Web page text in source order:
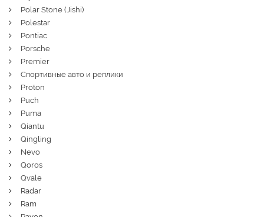
Polar Stone (Jishi)
Polestar
Pontiac
Porsche
Premier
Спортивные авто и реплики
Proton
Puch
Puma
Qiantu
Qingling
Nevo
Qoros
Qvale
Radar
Ram